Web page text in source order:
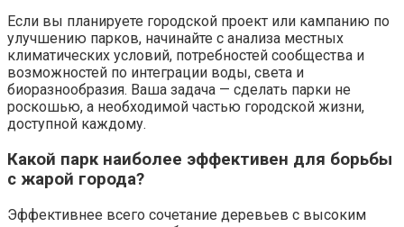
Если вы планируете городской проект или кампанию по
улучшению парков, начинайте с анализа местных
климатических условий, потребностей сообщества и
возможностей по интеграции воды, света и
биоразнообразия. Ваша задача — сделать парки не
роскошью, а необходимой частью городской жизни,
доступной каждому.
Какой парк наиболее эффективен для борьбы
с жарой города?
Эффективнее всего сочетание деревьев с высоким